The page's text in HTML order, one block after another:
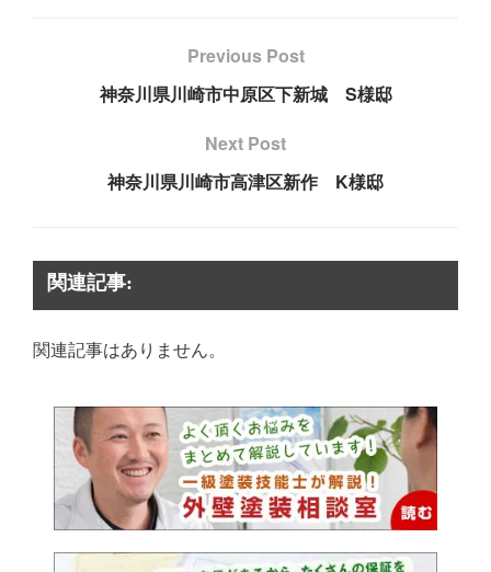
Previous Post
神奈川県川崎市中原区下新城 S様邸
Next Post
神奈川県川崎市高津区新作 K様邸
関連記事:
関連記事はありません。